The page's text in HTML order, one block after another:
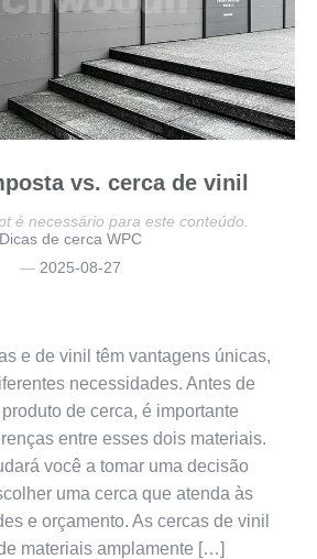
vs. cerca de vinil
é necessário para este conteúdo.
Dicas de cerca WPC
2025-08-27
e de vinil têm vantagens únicas,
necessidades. Antes de
de cerca, é importante
entre esses dois materiais.
você a tomar uma decisão
uma cerca que atenda às
e orçamento. As cercas de vinil
materiais amplamente […]